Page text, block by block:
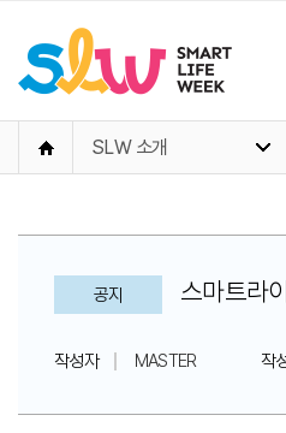
SLW 소개
공지 스마트라
작성자 MASTER 작